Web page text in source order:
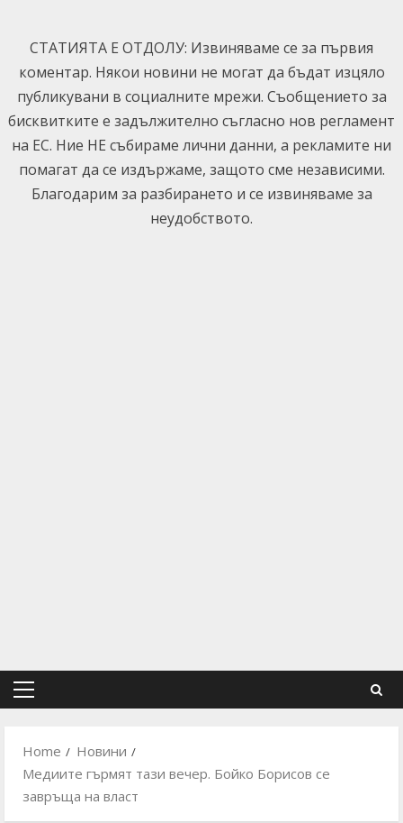
content
СТАТИЯТА Е ОТДОЛУ: Извиняваме се за първия
коментар. Някои новини не могат да бъдат изцяло
публикувани в социалните мрежи. Съобщението за
бисквитките е задължително съгласно нов регламент
на ЕС. Ние НЕ събираме лични данни, а рекламите ни
помагат да се издържаме, защото сме независими.
Благодарим за разбирането и се извиняваме за
неудобството.
Primary
Home
Новини
Медиите гърмят тази вечер. Бойко Борисов се
завръща на власт